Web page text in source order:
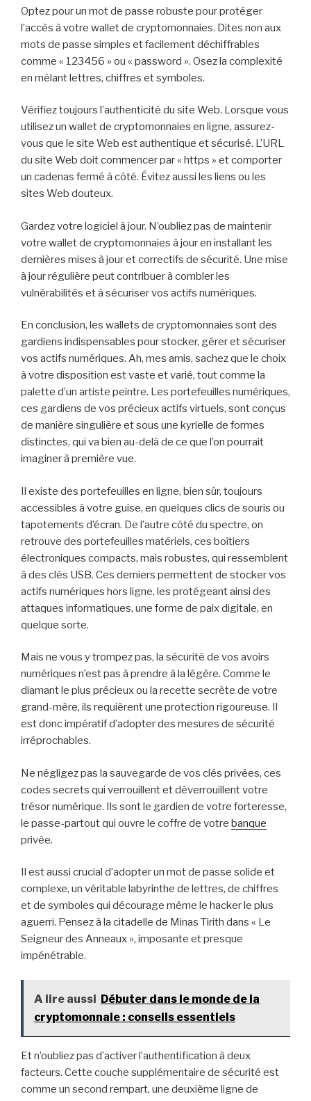
Optez pour un mot de passe robuste pour protéger
l’accès à votre wallet de cryptomonnaies. Dites non aux
mots de passe simples et facilement déchiffrables
comme « 123456 » ou « password ». Osez la complexité
en mêlant lettres, chiffres et symboles.
Vérifiez toujours l’authenticité du site Web. Lorsque vous
utilisez un wallet de cryptomonnaies en ligne, assurez-
vous que le site Web est authentique et sécurisé. L’URL
du site Web doit commencer par « https » et comporter
un cadenas fermé à côté. Évitez aussi les liens ou les
sites Web douteux.
Gardez votre logiciel à jour. N’oubliez pas de maintenir
votre wallet de cryptomonnaies à jour en installant les
dernières mises à jour et correctifs de sécurité. Une mise
à jour régulière peut contribuer à combler les
vulnérabilités et à sécuriser vos actifs numériques.
En conclusion, les wallets de cryptomonnaies sont des
gardiens indispensables pour stocker, gérer et sécuriser
vos actifs numériques. Ah, mes amis, sachez que le choix
à votre disposition est vaste et varié, tout comme la
palette d’un artiste peintre. Les portefeuilles numériques,
ces gardiens de vos précieux actifs virtuels, sont conçus
de manière singulière et sous une kyrielle de formes
distinctes, qui va bien au-delà de ce que l’on pourrait
imaginer à première vue.
Il existe des portefeuilles en ligne, bien sûr, toujours
accessibles à votre guise, en quelques clics de souris ou
tapotements d’écran. De l’autre côté du spectre, on
retrouve des portefeuilles matériels, ces boîtiers
électroniques compacts, mais robustes, qui ressemblent
à des clés USB. Ces derniers permettent de stocker vos
actifs numériques hors ligne, les protégeant ainsi des
attaques informatiques, une forme de paix digitale, en
quelque sorte.
Mais ne vous y trompez pas, la sécurité de vos avoirs
numériques n’est pas à prendre à la légère. Comme le
diamant le plus précieux ou la recette secrète de votre
grand-mère, ils requièrent une protection rigoureuse. Il
est donc impératif d’adopter des mesures de sécurité
irréprochables.
Ne négligez pas la sauvegarde de vos clés privées, ces
codes secrets qui verrouillent et déverrouillent votre
trésor numérique. Ils sont le gardien de votre forteresse,
le passe-partout qui ouvre le coffre de votre banque
privée.
Il est aussi crucial d’adopter un mot de passe solide et
complexe, un véritable labyrinthe de lettres, de chiffres
et de symboles qui décourage même le hacker le plus
aguerri. Pensez à la citadelle de Minas Tirith dans « Le
Seigneur des Anneaux », imposante et presque
impénétrable.
A lire aussi Débuter dans le monde de la
cryptomonnaie : conseils essentiels
Et n’oubliez pas d’activer l’authentification à deux
facteurs. Cette couche supplémentaire de sécurité est
comme un second rempart, une deuxième ligne de